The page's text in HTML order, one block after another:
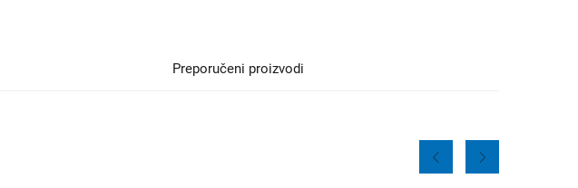
Preporučeni proizvodi